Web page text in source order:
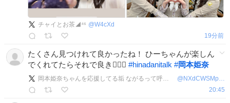
チャイとお茶◢⁴⁶ @W4cXd
19分前
たくさん見つけれて良かったね！ ひーちゃんが楽しん
でくれてたらそれで良き🙆🏻‍♂️ #hinadanitalk #岡本姫奈
岡本姫奈ちゃんを応援してる垢 ながるって呼んでもらえたら大丈夫です @ NXdCWSMpSOMAtdC
20:45